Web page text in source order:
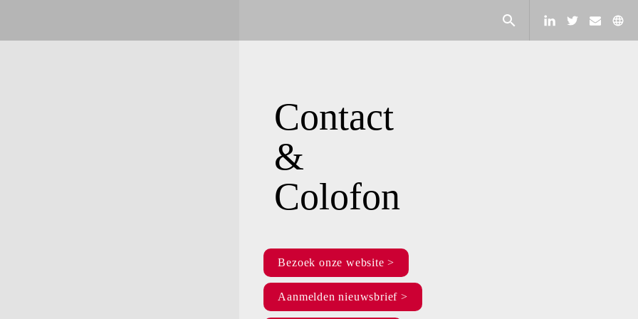
Contact
&
Colofon
Bezoek onze website >
Aanmelden nieuwsbrief >